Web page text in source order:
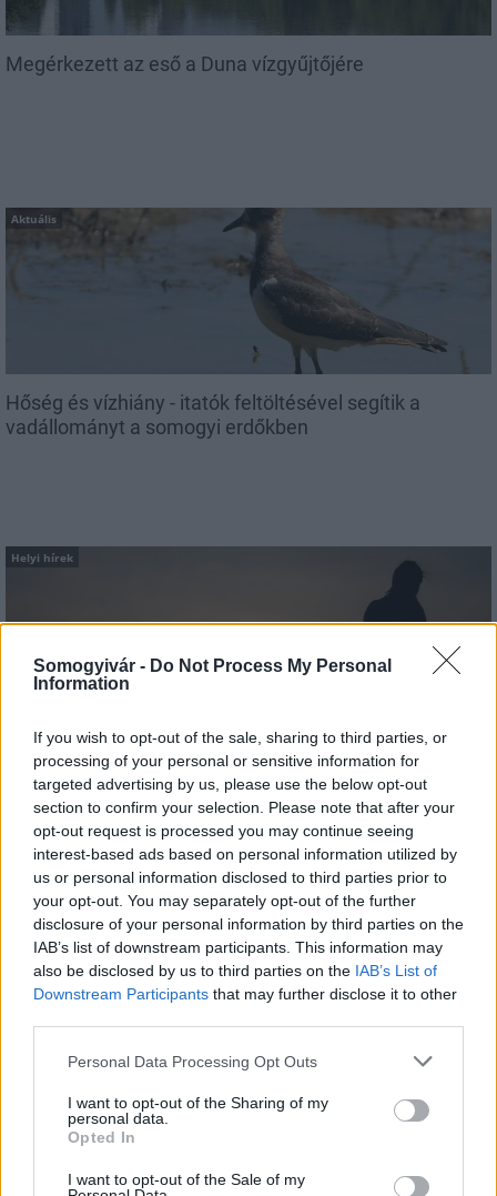
Somogyivár - Do Not Process My Personal
Information
If you wish to opt-out of the sale, sharing to third parties, or
processing of your personal or sensitive information for
targeted advertising by us, please use the below opt-out
section to confirm your selection. Please note that after your
opt-out request is processed you may continue seeing
interest-based ads based on personal information utilized by
us or personal information disclosed to third parties prior to
your opt-out. You may separately opt-out of the further
disclosure of your personal information by third parties on the
IAB’s list of downstream participants. This information may
also be disclosed by us to third parties on the IAB’s List of
Downstream Participants that may further disclose it to other
Please note that this website/app uses one or more Google
not limited to your visit or usage behaviour. You may click to
grant or deny consent to Google and its third-party tags to
use your data for below specified purposes in below Google
consent section.
Personal Data Processing Opt Outs
I want to opt-out of the Sharing of my
personal data.
Opted In
I want to opt-out of the Sale of my
Megérkezett az eső a Duna vízgyűjtőjére
Aktuális
Hőség és vízhiány - itatók feltöltésével segítik a
vadállományt a somogyi erdőkben
Helyi hírek
Amire többmillióan vártunk: szombattól másodfokúra
csökken a riasztás
MAGYAR ÉPÍTŐK
Aktuális